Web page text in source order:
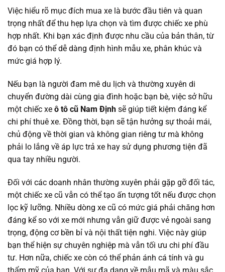
Việc hiểu rõ mục đích mua xe là bước đầu tiên và quan
trọng nhất để thu hẹp lựa chọn và tìm được chiếc xe phù
hợp nhất. Khi bạn xác định được nhu cầu của bản thân, từ
đó bạn có thể dễ dàng định hình mẫu xe, phân khúc và
mức giá hợp lý.
Nếu bạn là người đam mê du lịch và thường xuyên di
chuyển đường dài cùng gia đình hoặc bạn bè, việc sở hữu
một chiếc xe ô tô cũ Nam Định sẽ giúp tiết kiệm đáng kể
chi phí thuê xe. Đồng thời, bạn sẽ tận hưởng sự thoải mái,
chủ động về thời gian và không gian riêng tư mà không
phải lo lắng về áp lực trả xe hay sử dụng phương tiện đã
qua tay nhiều người.
Đối với các doanh nhân thường xuyên phải gặp gỡ đối tác,
một chiếc xe cũ vẫn có thể tạo ấn tượng tốt nếu được chọn
lọc kỹ lưỡng. Nhiều dòng xe cũ có mức giá phải chăng hơn
đáng kể so với xe mới nhưng vẫn giữ được vẻ ngoài sang
trọng, động cơ bền bỉ và nội thất tiện nghi. Việc này giúp
bạn thể hiện sự chuyên nghiệp mà vẫn tối ưu chi phí đầu
tư. Hơn nữa, chiếc xe còn có thể phản ánh cá tính và gu